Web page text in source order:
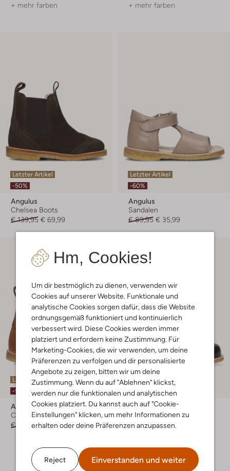
Hm, Cookies!
Um dir bestmöglich zu dienen, verwenden wir
Cookies auf unserer Website. Funktionale und
analytische Cookies sorgen dafür, dass die Website
ordnungsgemäß funktioniert und kontinuierlich
verbessert wird. Diese Cookies werden immer
platziert und erfordern keine Zustimmung. Für
Marketing-Cookies, die wir verwenden, um deine
Präferenzen zu verfolgen und dir personalisierte
Angebote zu zeigen, bitten wir um deine
Zustimmung. Wenn du auf "Ablehnen" klickst,
werden nur die funktionalen und analytischen
Cookies platziert. Du kannst auch auf "Cookie-
Einstellungen" klicken, um mehr Informationen zu
erhalten oder deine Präferenzen anzupassen.
Reject Einverstanden und weiter
+ mehr farben + mehr farben
Letzter Artikel
-50%
Angulus
Chelsea Boots
€ 139,95 € 69,99
Letzter Artikel
-60%
Angulus
Sandalen
€ 89,95 € 35,99
Letzter Artikel
-50%
Angulus
Chelsea Boots
€ 109,95 € 54,95
Letzter Artikel
-50%
Angulus
Schnürboots
€ 94,95 € 46,95